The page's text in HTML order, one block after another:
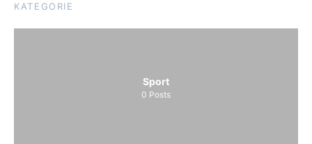
KATEGORIE
Sport
0 Posts